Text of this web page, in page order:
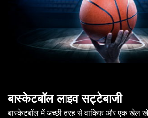
बास्केटबॉल लाइव सट्टेबाजी
बास्केटबॉल में अच्छी तरह से वाकिफ और एक खेल